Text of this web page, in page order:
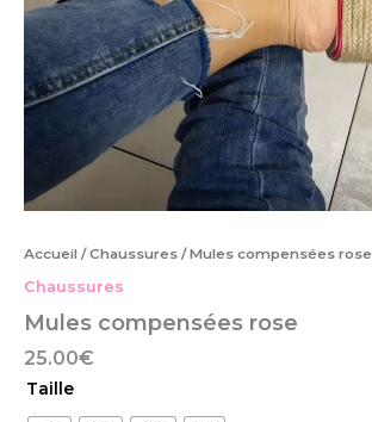
Accueil /Chaussures / Mules compensées rose
Chaussures
Mules compensées rose
25.00€
Taille